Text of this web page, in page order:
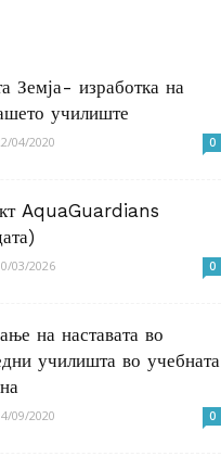
Земја- изработка на
училиште
04/2020 0
AquaGuardians
03/2026 0
на наставата во
училишта во учебната
09/2020 0